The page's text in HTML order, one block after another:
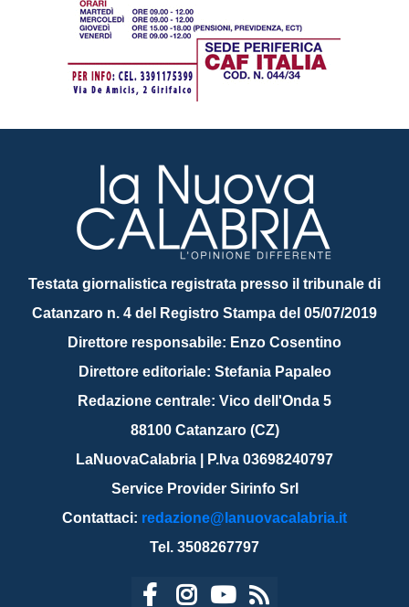
Testata giornalistica registrata presso il tribunale di
Catanzaro n. 4 del Registro Stampa del 05/07/2019
Direttore responsabile: Enzo Cosentino
Direttore editoriale: Stefania Papaleo
Redazione centrale: Vico dell'Onda 5
88100 Catanzaro (CZ)
LaNuovaCalabria | P.Iva 03698240797
Service Provider Sirinfo Srl
Contattaci: redazione@lanuovacalabria.it
Tel. 3508267797